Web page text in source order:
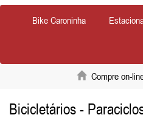
Bike Caroninha
Compre on-
Bicicletários -